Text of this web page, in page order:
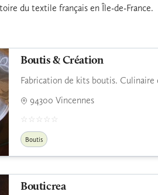
du textile français en Île-de-France.
Boutis & Création
Fabrication de kits boutis. Culinaire
94300 Vincennes
Boutis
Bouticrea